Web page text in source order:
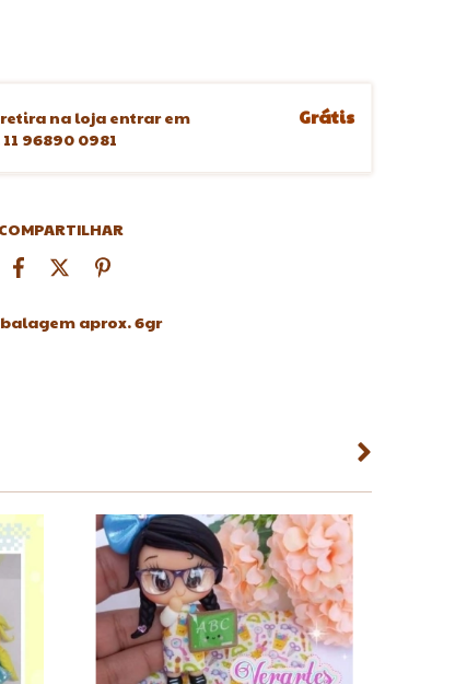
na loja entrar em
96890 0981
Grátis
COMPARTILHAR
aprox. 6gr